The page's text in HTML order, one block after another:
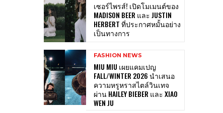
เซอร์ไพรส์! เปิดโมเมนต์ของ
MADISON BEER และ JUSTIN
HERBERT ที่ประกาศหมั้นอย่าง
เป็นทางการ
FASHION NEWS
MIU MIU เผยแคมเปญ
FALL/WINTER 2026 นำเสนอ
ความหรูหราสไตล์วินเทจ
ผ่าน HAILEY BIEBER และ XIAO
WEN JU